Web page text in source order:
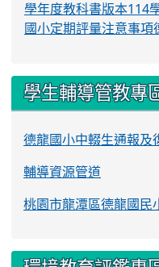
學年度教科書版本114
國小定期評量注意事項
學生輔導管教專
德龍國小中輟生通報及
輔導資源管道
桃園市龍潭區德龍國民